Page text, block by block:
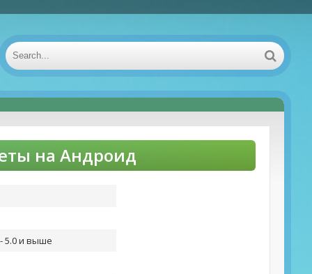
на Андроид
5.0 и выше